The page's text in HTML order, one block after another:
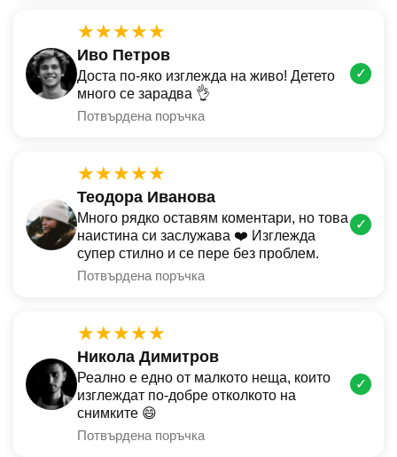
★★★★★
Иво Петров
Доста по-яко изглежда на живо! Детето
много се зарадва 👌
Потвърдена поръчка
✓
★★★★★
Теодора Иванова
Много рядко оставям коментари, но това
наистина си заслужава ❤️ Изглежда
супер стилно и се пере без проблем.
Потвърдена поръчка
✓
★★★★★
Никола Димитров
Реално е едно от малкото неща, които
изглеждат по-добре отколкото на
снимките 😄
Потвърдена поръчка
✓